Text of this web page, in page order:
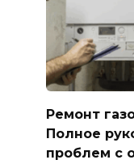
Ремонт
Полное
проблем с